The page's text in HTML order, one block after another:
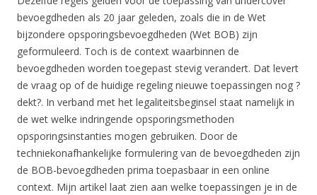
bevoegdheden als 20 jaar geleden, zoals die in de Wet
bijzondere opsporingsbevoegdheden (Wet BOB) zijn
geformuleerd. Toch is de context waarbinnen de
bevoegdheden worden toegepast stevig verandert. Dat levert
de vraag op of de huidige regeling nieuwe toepassingen nog ?
dekt?. In verband met het legaliteitsbeginsel staat namelijk in
de wet welke indringende opsporingsmethoden
opsporingsinstanties mogen gebruiken. Door de
techniekonafhankelijke formulering van de bevoegdheden zijn
de BOB-bevoegdheden prima toepasbaar in een online
context. Mijn artikel laat zien aan welke toepassingen je in de